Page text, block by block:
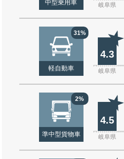
中型乗用車 岐阜県
31%
軽自動車
4.3
岐阜県
2%
準中型貨物車
4.5
岐阜県